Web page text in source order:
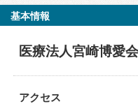
基本情報
医療法人宮崎博愛
アクセス